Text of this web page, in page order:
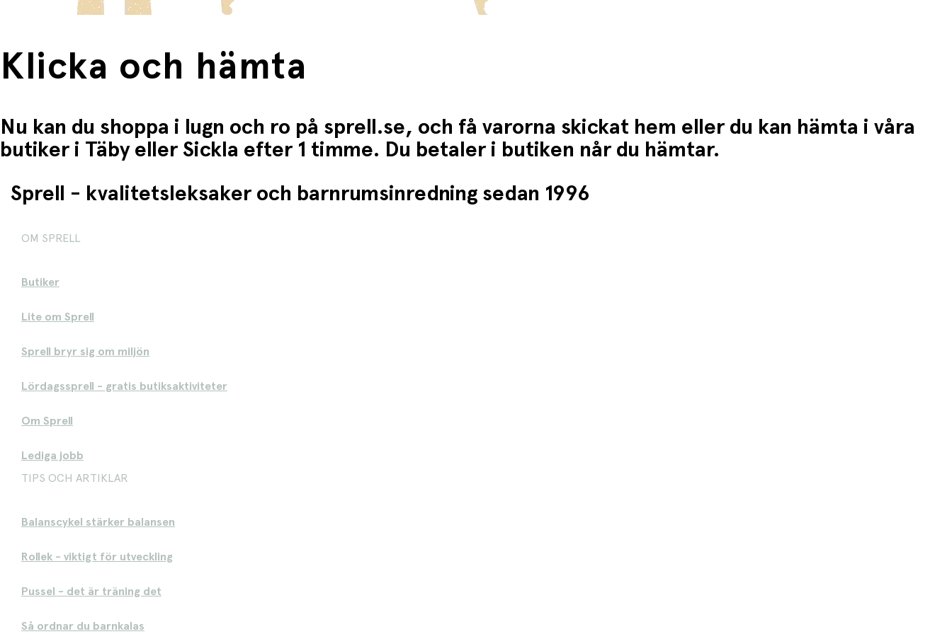
Klicka och hämta
Nu kan du shoppa i lugn och ro på sprell.se, och få varorna skickat hem eller du kan hämta i våra
butiker i Täby eller Sickla efter 1 timme. Du betaler i butiken når du hämtar.
Sprell - kvalitetsleksaker och barnrumsinredning sedan 1996
OM SPRELL
Butiker
Lite om Sprell
Sprell bryr sig om miljön
Lördagssprell - gratis butiksaktiviteter
Om Sprell
Lediga jobb
TIPS OCH ARTIKLAR
Balanscykel stärker balansen
Rollek - viktigt för utveckling
Pussel - det är träning det
Så ordnar du barnkalas